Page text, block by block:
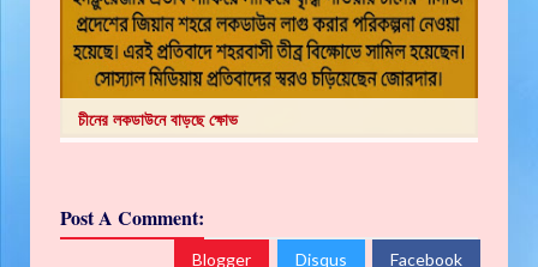
চীনের লকডাউনে বাড়ছে ক্ষোভ
Post A Comment:
Blogger Disqus Facebook